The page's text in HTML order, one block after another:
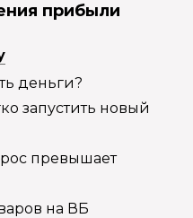
прибыли
деньги?
запустить новый
превышает
на ВБ